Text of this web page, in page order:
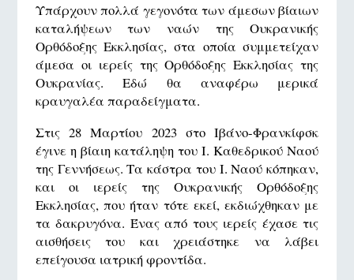
Υπάρχουν πολλά γεγονότα των άμεσων βίαιων
καταλήψεων των ναών της Ουκρανικής
Ορθόδοξης Εκκλησίας, στα οποία συμμετείχαν
άμεσα οι ιερείς της Ορθόδοξης Εκκλησίας της
Ουκρανίας. Εδώ θα αναφέρω μερικά
κραυγαλέα παραδείγματα.
Στις 28 Μαρτίου 2023 στο Ιβάνο-Φρανκίφσκ
έγινε η βίαιη κατάληψη του Ι. Καθεδρικού Ναού
της Γεννήσεως. Τα κάστρα του Ι. Ναού κόπηκαν,
και οι ιερείς της Ουκρανικής Ορθόδοξης
Εκκλησίας, που ήταν τότε εκεί, εκδιώχθηκαν με
τα δακρυγόνα. Ένας από τους ιερείς έχασε τις
αισθήσεις του και χρειάστηκε να λάβει
επείγουσα ιατρική φροντίδα.